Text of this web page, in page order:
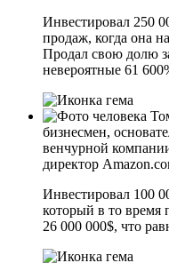
Инвестировал 250
продаж, когда она
Продал свою долю
невероятные 61
бизнесмен,
венчурной
директор
Инвестировал 100
который в то время
26 000 000$, что